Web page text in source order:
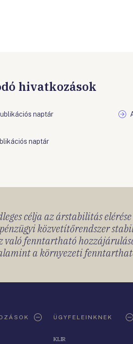
hivatkozások
naptár
naptár
célja az árstabilitás
közvetítőrendszer
való fenntartható
a környezeti
ÜGYFELEINKNEK
KLIR